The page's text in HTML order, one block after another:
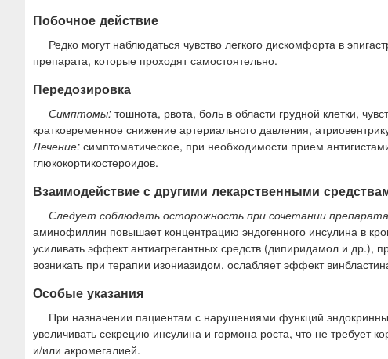
Побочное действие
Редко могут наблюдаться чувство легкого дискомфорта в
препарата, которые проходят самостоятельно.
Передозировка
Симптомы: тошнота, рвота, боль в области грудной клетки,
кратковременное снижение артериального давления,
Лечение: симптоматическое, при необходимости прием
глюкокортикостероидов.
Взаимодействие с другими лекарственными
Следует соблюдать осторожность при сочетании
аминофиллин повышает концентрацию эндогенного инсулина в
усиливать эффект антиагрегантных средств (дипиридамол и др.),
возникать при терапии изониазидом, ослабляет эффект
Особые указания
При назначении пациентам с нарушениями функций
увеличивать секрецию инсулина и гормона роста, что не требует
и/или акромегалией.